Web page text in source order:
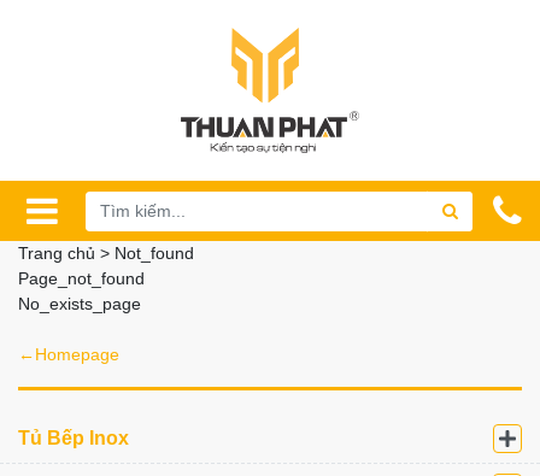
Trang chủ > Not_found
Page_not_found
No_exists_page
←Homepage
Tủ Bếp Inox